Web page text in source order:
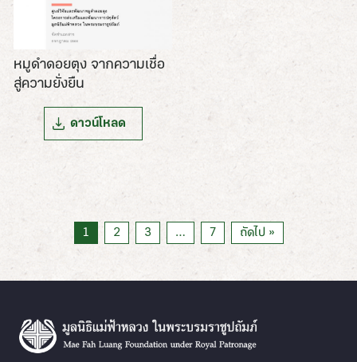
หมูดำดอยตุง จากความเชื่อ
สู่ความยั่งยืน
ดาวน์โหลด
1 2 3 … 7 ถัดไป »